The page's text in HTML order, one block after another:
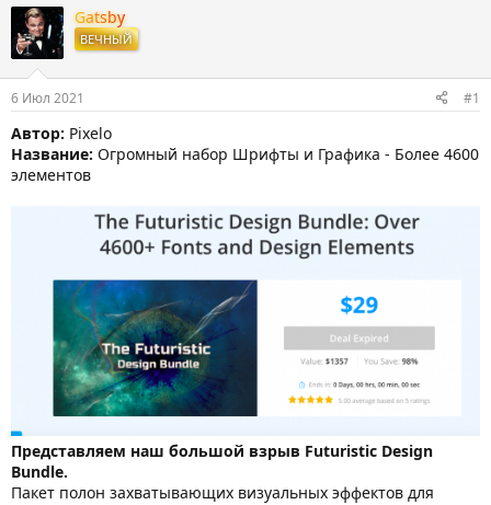
т
о
р
т
е
м
ы
т
а
н
а
л
а
Gatsby
ВЕЧНЫЙ
6 Июл 2021 #1
Автор: Pixelo
Название: Огромный набор Шрифты и Графика - Более 4600
элементов
Представляем наш большой взрыв Futuristic Design
Bundle.
Пакет полон захватывающих визуальных эффектов для